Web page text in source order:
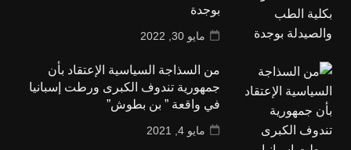
بوجدة
مايو 30, 2022
من السذاجة السياسية الإعتقاد بأن
جمهورية تندوف الكبرى ورطت إسبانيا
في واقعة ” بن بطوش”
مايو 4, 2021